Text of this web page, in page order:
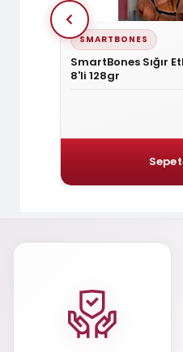
SMARTBONES
SmartBones Sığır
8'li 128gr